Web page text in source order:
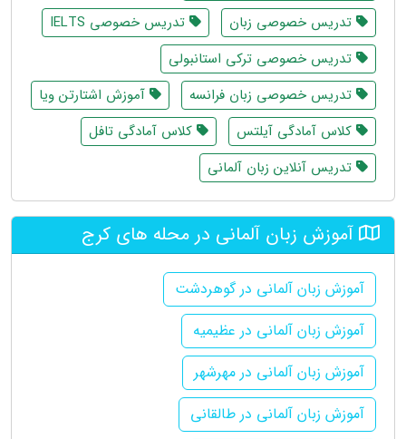
تدریس خصوصی زبان
تدریس خصوصی IELTS
تدریس خصوصی ترکی استانبولی
تدریس خصوصی زبان فرانسه
آموزش اشتارتن ویا
کلاس آمادگی آیلتس
کلاس آمادگی تافل
تدریس آنلاین زبان آلمانی
آموزش زبان آلمانی در محله های کرج
آموزش زبان آلمانی در گوهردشت
آموزش زبان آلمانی در عظیمیه
آموزش زبان آلمانی در مهرشهر
آموزش زبان آلمانی در طالقانی